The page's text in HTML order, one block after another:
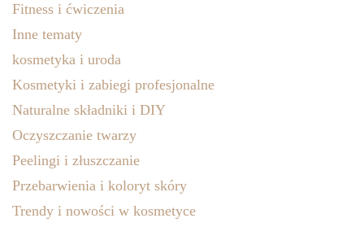
Fitness i ćwiczenia
Inne tematy
kosmetyka i uroda
Kosmetyki i zabiegi profesjonalne
Naturalne składniki i DIY
Oczyszczanie twarzy
Peelingi i złuszczanie
Przebarwienia i koloryt skóry
Trendy i nowości w kosmetyce